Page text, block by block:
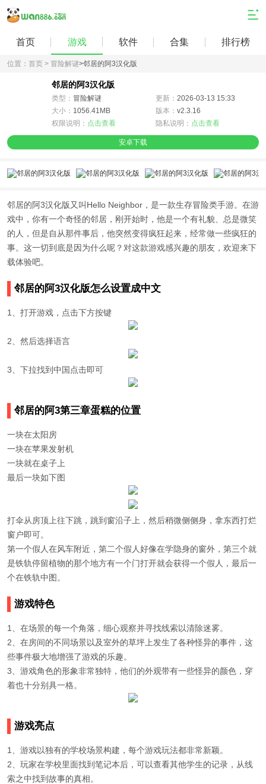
首页 游戏 软件 合集 排行榜
位置： 首页 > 冒险解谜>邻居的阿3汉化版
邻居的阿3汉化版
类型： 冒险解谜 更新： 2026-03-13 15:33
大小： 1056.41MB 版本： v2.3.16
权限说明： 点击查看 隐私说明： 点击查看
安卓下载
邻居的阿3汉化版又叫Hello Neighbor，是一款生存冒险类手游。在游
戏中，你有一个奇怪的邻居，刚开始时，他是一个有礼貌、总是微笑
的人，但是自从那件事后，他突然变得疯狂起来，经常做一些疯狂的
事。这一切到底是因为什么呢？对这款游戏感兴趣的朋友，欢迎来下
载体验吧。
邻居的阿3汉化版怎么设置成中文
1、打开游戏，点击下方按键
2、然后选择语言
3、下拉找到中国点击即可
邻居的阿3第三章蛋糕的位置
一块在太阳房
一块在苹果发射机
一块就在桌子上
最后一块如下图
打伞从房顶上往下跳，跳到窗沿子上，然后稍微侧侧身，拿东西打烂
窗户即可。
第一个假人在风车附近，第二个假人好像在学隐身的窗外，第三个就
是铁轨停留植物的那个地方有一个门打开就会获得一个假人，最后一
个在铁轨中图。
游戏特色
1、在场景的每一个角落，细心观察并寻找线索以清除迷雾。
2、在房间的不同场景以及室外的草坪上发生了各种怪异的事件，这
些事件极大地增强了游戏的乐趣。
3、游戏角色的形象非常独特，他们的外观带有一些怪异的颜色，穿
着也十分别具一格。
游戏亮点
1、游戏以独有的学校场景构建，每个游戏玩法都非常新颖。
2、玩家在学校里面找到笔记本后，可以查看其他学生的记录，从线
索之中找到故事的真相。